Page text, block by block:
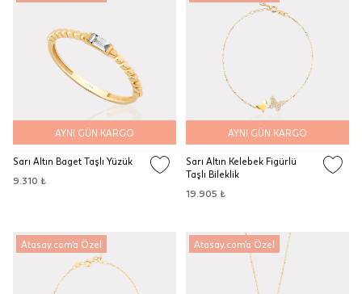
AYNI GÜN KARGO
Sarı Altın Baget Taşlı Yüzük
9.310 ₺
AYNI GÜN KARGO
Sarı Altın Kelebek Figürlü
Taşlı Bileklik
19.905 ₺
Atasay.com'a Özel Atasay.com'a Özel